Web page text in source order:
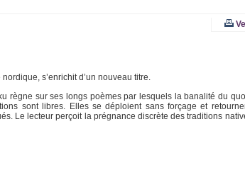
s’enrichit d’un nouveau titre.
règne sur ses longs poèmes par lesquels la banalité du
sont libres. Elles se déploient sans forçage et
Le lecteur perçoit la prégnance discrète des traditions